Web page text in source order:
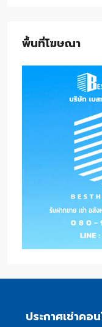
พื้นที่โฆษณา
ประกาศเช่าคอ